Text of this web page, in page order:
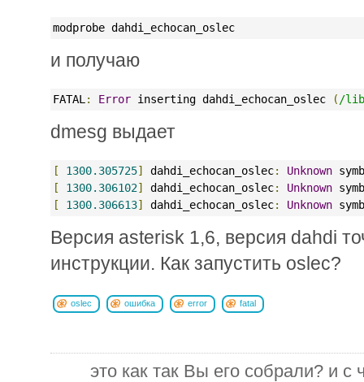
modprobe dahdi_echocan_oslec
и получаю
FATAL : Error inserting dahdi_echocan_oslec ( /
dmesg выдает
[ 1300.305725] dahdi_echocan_oslec: Unknown
[
1300.306102] dahdi_echocan_oslec: Unknown
[
1300.306613] dahdi_echocan_oslec: Unknown
Версия asterisk 1,6, версия dahdi
инструкции. Как запустить oslec?
oslec ошибка error fatal
это как так Вы его собрали? и